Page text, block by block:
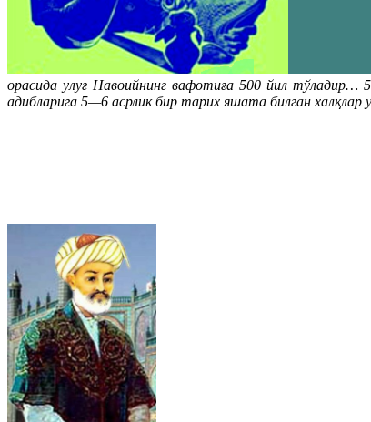
орасида улуғ Навоийнинг вафотиға 500 йил тўладир…
адибларига 5—6 асрлик бир тарих яшата билган